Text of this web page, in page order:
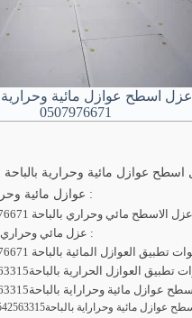
عزل اسطح عوازل مائية وحرارية
0507976671
عوازل مائية وحراراية بالباحة :
عزل مائي وحراري بالباحة :